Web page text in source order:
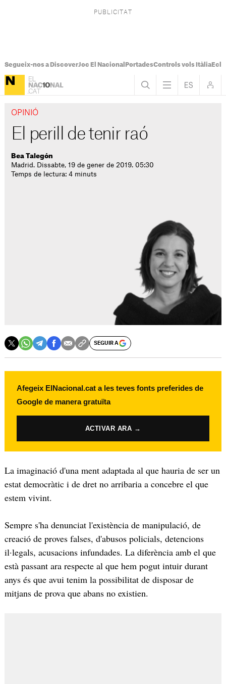
Segueix-nos a DiscoverJoc El Nacional PortadesControls vols Itàlia
OPINIÓ
El perill de tenir raó
Bea Talegón
Madrid. Dissabte, 19 de gener de 2019. 05:30
Temps de lectura: 4 minuts
SEGUIR A
Afegeix ElNacional.cat a les teves fonts preferides de
Google de manera gratuïta
ACTIVAR ARA →
La imaginació d'una ment adaptada al que hauria de ser un
estat democràtic i de dret no arribaria a concebre el que
estem vivint.
Sempre s'ha denunciat l'existència de manipulació, de
creació de proves falses, d'abusos policials, detencions
il·legals, acusacions infundades. La diferència amb el que
està passant ara respecte al que hem pogut intuir durant
anys és que avui tenim la possibilitat de disposar de
mitjans de prova que abans no existien.